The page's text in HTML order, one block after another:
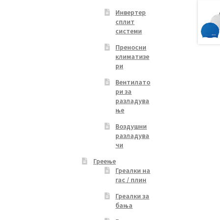
Инвертер
сплит
системи
Преносни
климатизе
ри
Вентилато
ри за
разладува
ње
Воздушни
разладува
чи
Греење
Греалки на
гас / плин
Греалки за
бања